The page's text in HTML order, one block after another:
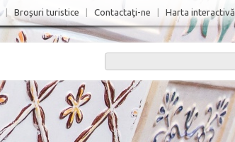
Broşuri turistice Contactaţi-ne Harta interactivă